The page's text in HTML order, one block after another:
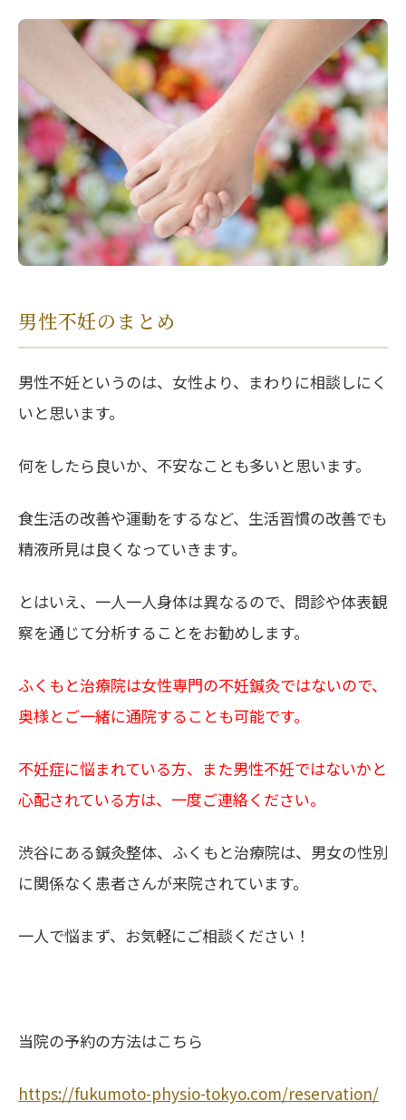
男性不妊のまとめ
男性不妊というのは、女性より、まわりに相談しにく
いと思います。
何をしたら良いか、不安なことも多いと思います。
食生活の改善や運動をするなど、生活習慣の改善でも
精液所見は良くなっていきます。
とはいえ、一人一人身体は異なるので、問診や体表観
察を通じて分析することをお勧めします。
ふくもと治療院は女性専門の不妊鍼灸ではないので、
奥様とご一緒に通院することも可能です。
不妊症に悩まれている方、また男性不妊ではないかと
心配されている方は、一度ご連絡ください。
渋谷にある鍼灸整体、ふくもと治療院は、男女の性別
に関係なく患者さんが来院されています。
一人で悩まず、お気軽にご相談ください！
当院の予約の方法はこちら
https://fukumoto-physio-tokyo.com/reservation/